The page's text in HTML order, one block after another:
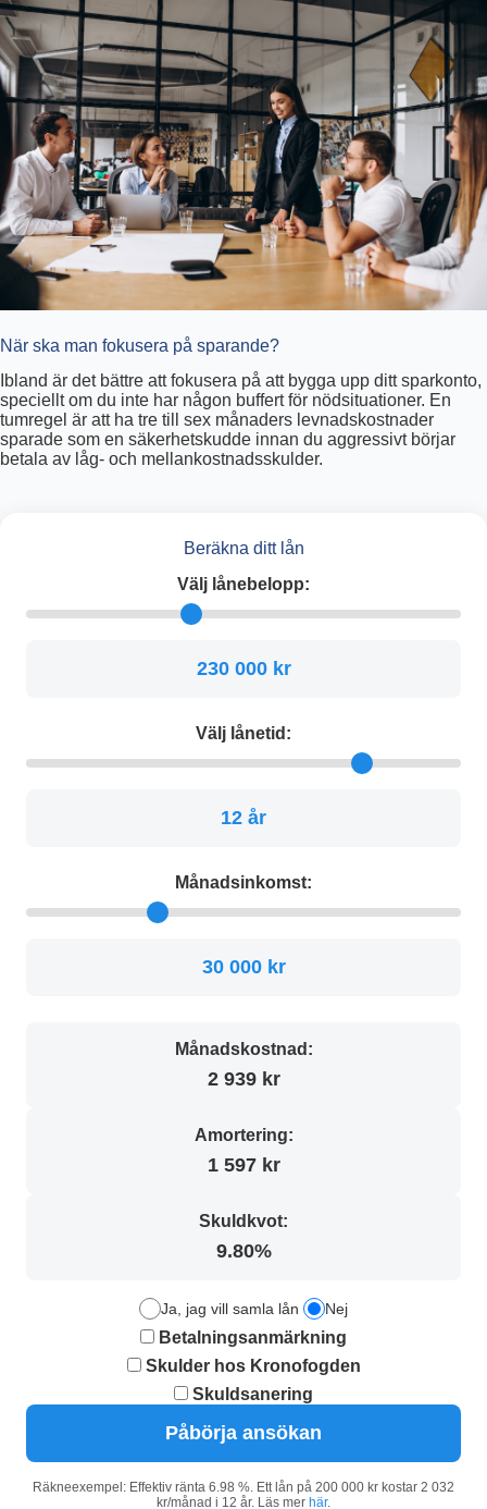
När ska man fokusera på sparande?
Ibland är det bättre att fokusera på att bygga upp ditt sparkonto,
speciellt om du inte har någon buffert för nödsituationer. En
tumregel är att ha tre till sex månaders levnadskostnader
sparade som en säkerhetskudde innan du aggressivt börjar
betala av låg- och mellankostnadsskulder.
Beräkna ditt lån
Välj lånebelopp:
230 000 kr
Välj lånetid:
12 år
Månadsinkomst:
30 000 kr
Månadskostnad:
2 939 kr
Amortering:
1 597 kr
Skuldkvot:
9.80%
Ja, jag vill samla lån Nej
Betalningsanmärkning
Skulder hos Kronofogden
Skuldsanering
Påbörja ansökan
Räkneexempel: Effektiv ränta 6.98 %. Ett lån på 200 000 kr kostar 2 032
kr/månad i 12 år. Läs mer här.